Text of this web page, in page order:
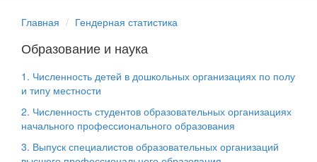
Главная Гендерная статистика
Образование и наука
1. Численность детей в дошкольных организациях по полу
и типу местности
2. Численность студентов образовательных организациях
начального профессионального образования
3. Выпуск специалистов образовательных организаций